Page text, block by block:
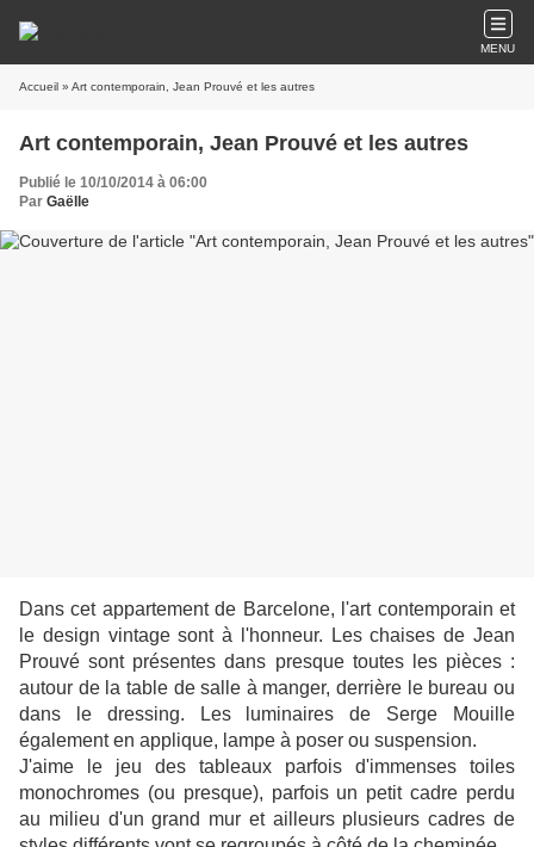
MENU
Accueil » Art contemporain, Jean Prouvé et les autres
Art contemporain, Jean Prouvé et les autres
Publié le 10/10/2014 à 06:00
Par Gaëlle
Dans cet appartement de Barcelone, l'art contemporain et
le design vintage sont à l'honneur.
Les chaises de Jean
Prouvé sont présentes dans presque toutes les pièces :
autour de la table de salle à manger, derrière le bureau ou
dans le dressing.
Les luminaires de Serge Mouille
égalementen applique, lampe à poser ou suspension.
J'aime le jeu des tableaux parfois d'immenses toiles
monochromes (ou presque), parfois un petit cadre perdu
au milieu d'un grand mur et ailleurs plusieurs cadres de